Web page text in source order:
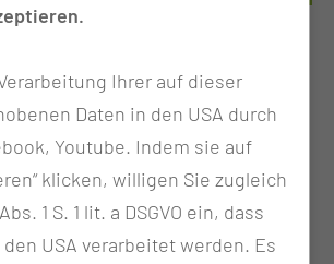
seit 2009 am CTK
Universitätsklinikum Dresden
& QUALIFIKATIONEN
Ihrer auf dieser
Daten in den USA durch
Youtube. Indem sie auf
klicken, willigen Sie zugleich
1 S. 1 lit. a DSGVO ein, dass
USA verarbeitet werden. Es